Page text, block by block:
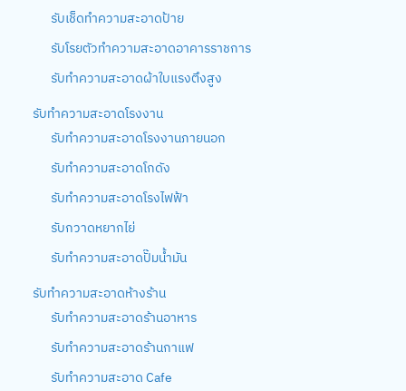
รับเช็ดทำความสะอาดป้าย
รับโรยตัวทำความสะอาดอาคารราชการ
รับทำความสะอาดผ้าใบแรงตึงสูง
รับทำความสะอาดโรงงาน
รับทำความสะอาดโรงงานภายนอก
รับทำความสะอาดโกดัง
รับทำความสะอาดโรงไฟฟ้า
รับกวาดหยากไย่
รับทำความสะอาดปั๊มน้ำมัน
รับทำความสะอาดห้างร้าน
รับทำความสะอาดร้านอาหาร
รับทำความสะอาดร้านกาแฟ
รับทำความสะอาด Cafe